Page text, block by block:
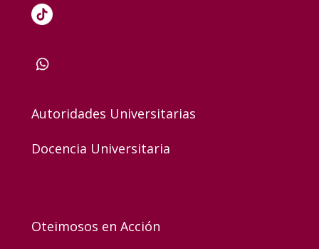
Autoridades Universitarias
Docencia Universitaria
Oteimosos en Acción